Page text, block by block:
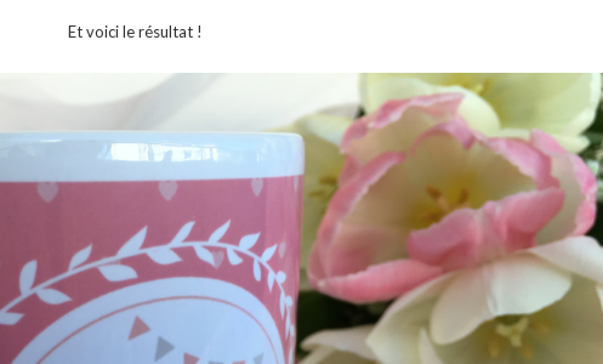
Et voici le résultat !